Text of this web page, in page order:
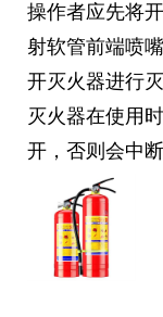
操作者应先将
射软管前端喷
开灭火器进行
灭火器在使用
开，否则会中断